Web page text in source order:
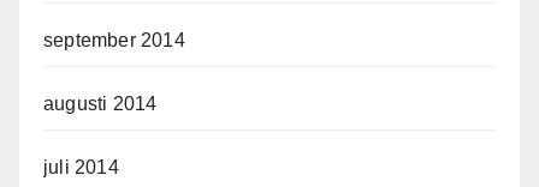
september 2014
augusti 2014
juli 2014